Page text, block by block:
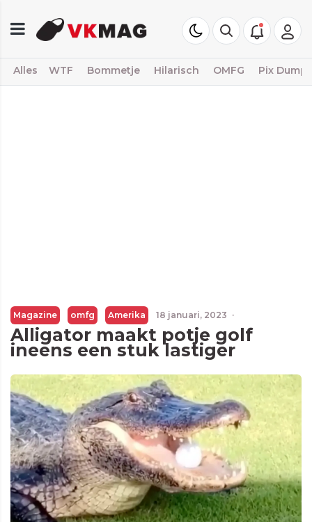
Alles WTF Bommetje Hilarisch OMFG Pix Dump
Magazine omfg Amerika 18 januari, 2023 ·
Alligator maakt potje golf
ineens een stuk lastiger